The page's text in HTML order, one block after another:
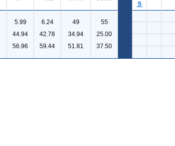
５
5.99
44.94
56.96
6.24
42.78
59.44
49
34.94
51.81
55
25.00
37.50